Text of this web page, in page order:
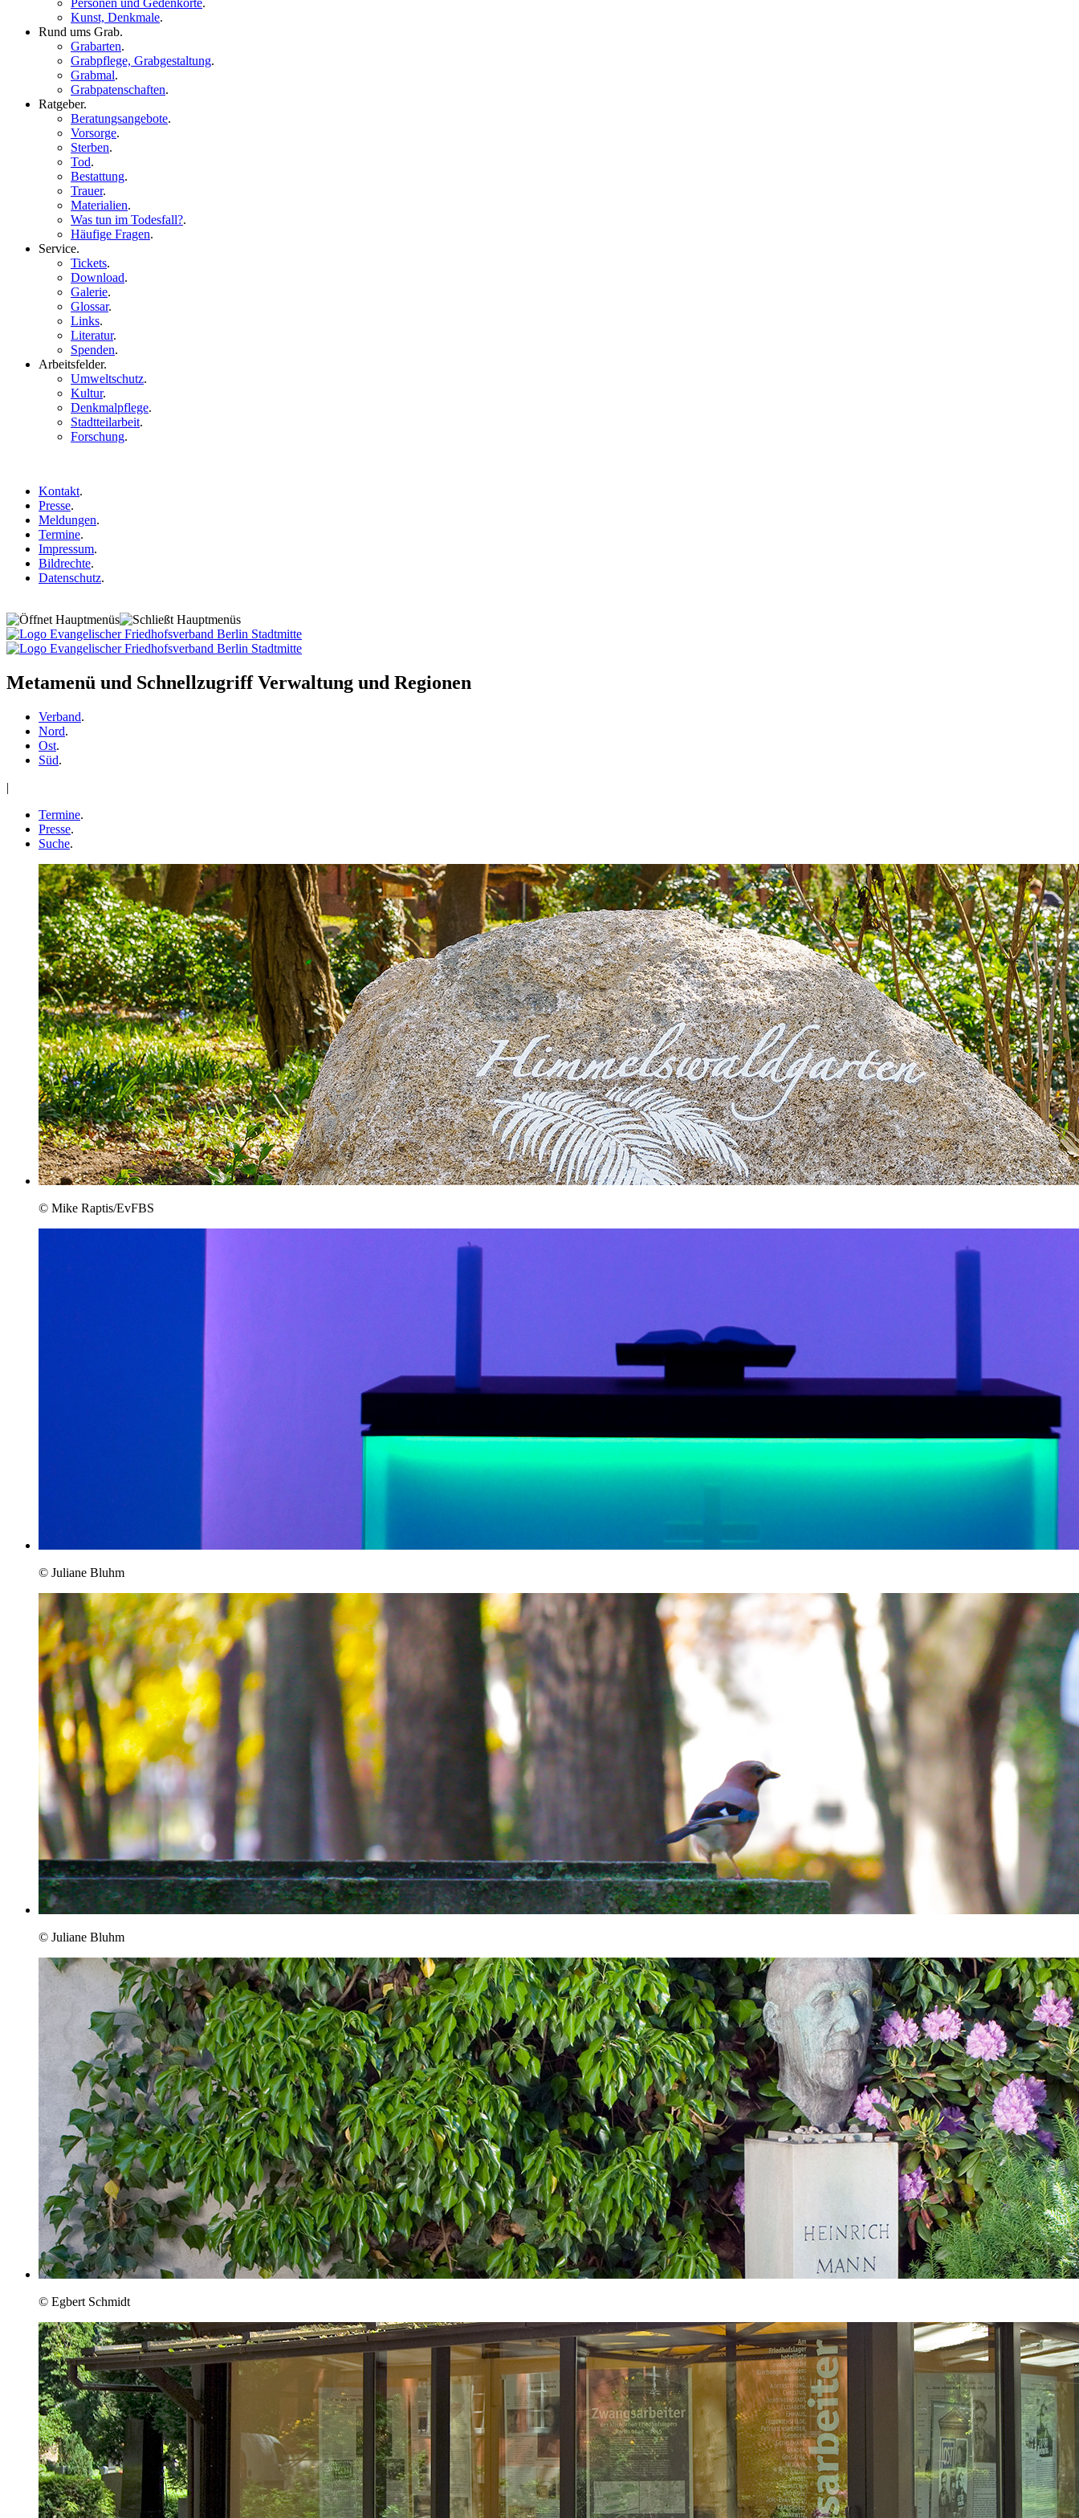
Personen und Gedenkorte.
Kunst, Denkmale.
Rund ums Grab.
Grabarten.
Grabpflege, Grabgestaltung.
Grabmal.
Grabpatenschaften.
Ratgeber.
Beratungsangebote.
Vorsorge.
Sterben.
Tod.
Bestattung.
Trauer.
Materialien.
Was tun im Todesfall?.
Häufige Fragen.
Service.
Tickets.
Download.
Galerie.
Glossar.
Links.
Literatur.
Spenden.
Arbeitsfelder.
Umweltschutz.
Kultur.
Denkmalpflege.
Stadtteilarbeit.
Forschung.
Kontakt.
Presse.
Meldungen.
Termine.
Impressum.
Bildrechte.
Datenschutz.
Metamenü und Schnellzugriff Verwaltung und Regionen
Verband.
Nord.
Ost.
Süd.
|
Termine.
Presse.
Suche.
© Mike Raptis/EvFBS
© Juliane Bluhm
© Juliane Bluhm
© Egbert Schmidt